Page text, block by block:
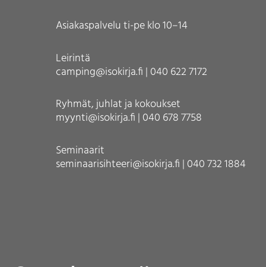
Asiakaspalvelu ti-pe klo 10–14
Leirintä
camping@isokirja.fi | 040 622 7172
Ryhmät, juhlat ja kokoukset
myynti@isokirja.fi | 040 678 7758
Seminaarit
seminaarisihteeri@isokirja.fi | 040 732 1884